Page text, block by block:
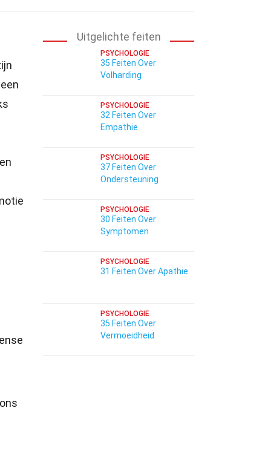
Uitgelichte feiten
PSYCHOLOGIE
35 Feiten Over
Volharding
PSYCHOLOGIE
32 Feiten Over
Empathie
PSYCHOLOGIE
37 Feiten Over
Ondersteuning
PSYCHOLOGIE
30 Feiten Over
Symptomen
PSYCHOLOGIE
31 Feiten Over Apathie
PSYCHOLOGIE
35 Feiten Over
Vermoeidheid